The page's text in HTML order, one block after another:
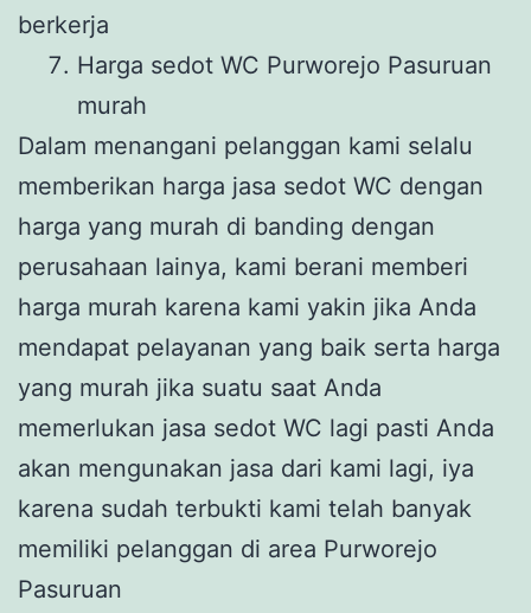
berkerja
Harga sedot WC Purworejo Pasuruan
murah
Dalam menangani pelanggan kami selalu
memberikan harga jasa sedot WC dengan
harga yang murah di banding dengan
perusahaan lainya, kami berani memberi
harga murah karena kami yakin jika Anda
mendapat pelayanan yang baik serta harga
yang murah jika suatu saat Anda
memerlukan jasa sedot WC lagi pasti Anda
akan mengunakan jasa dari kami lagi, iya
karena sudah terbukti kami telah banyak
memiliki pelanggan di area Purworejo
Pasuruan